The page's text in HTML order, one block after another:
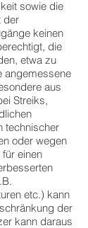
sowie die
der
keinen
die
etwa zu
angemessene
aus
Streiks,
technischer
oder wegen
einen
etc.) kann
der
kann daraus